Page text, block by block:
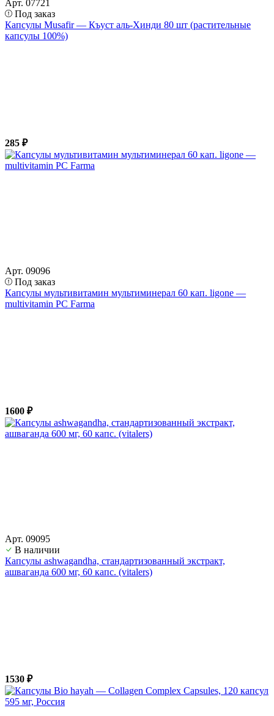
Арт. 07721
Под заказ
Капсулы Musafir — Къуст аль-Хинди 80 шт (растительные
капсулы 100%)
285 ₽
Арт. 09096
Под заказ
Капсулы мультивитамин мультиминерал 60 кап. ligone —
multivitamin PC Farma
1600 ₽
Арт. 09095
В наличии
Капсулы ashwagandha, стандартизованный экстракт,
ашвагандa 600 мг, 60 капс. (vitalers)
1530 ₽